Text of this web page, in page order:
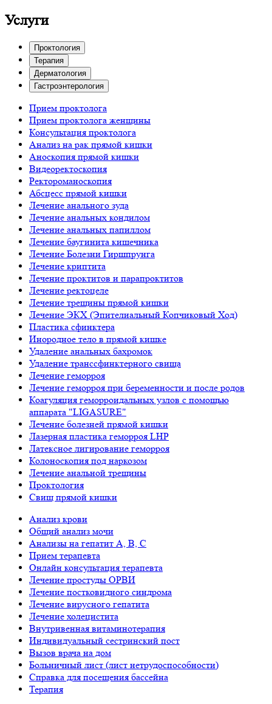
Услуги
Проктология
Терапия
Дерматология
Гастроэнтерология
Прием проктолога
Прием проктолога женщины
Консультация проктолога
Анализ на рак прямой кишки
Аноскопия прямой кишки
Видеоректоскопия
Ректороманоскопия
Абсцесс прямой кишки
Лечение анального зуда
Лечение анальных кондилом
Лечение анальных папиллом
Лечение баугинита кишечника
Лечение Болезни Гиршпрунга
Лечение криптита
Лечение проктитов и парапроктитов
Лечение ректоцеле
Лечение трещины прямой кишки
Лечение ЭКХ (Эпителиальный Копчиковый Ход)
Пластика сфинктера
Инородное тело в прямой кишке
Удаление анальных бахромок
Удаление транссфинктерного свища
Лечение геморроя
Лечение геморроя при беременности и после родов
Коагуляция геморроидальных узлов с помощью
аппарата "LIGASURE"
Лечение болезней прямой кишки
Лазерная пластика геморроя LHP
Латексное лигирование геморроя
Колоноскопия под наркозом
Лечение анальной трещины
Проктология
Свищ прямой кишки
Анализ крови
Общий анализ мочи
Анализы на гепатит А, B, С
Прием терапевта
Онлайн консультация терапевта
Лечение простуды ОРВИ
Лечение постковидного синдрома
Лечение вирусного гепатита
Лечение холецистита
Внутривенная витаминотерапия
Индивидуальный сестринский пост
Вызов врача на дом
Больничный лист (лист нетрудоспособности)
Справка для посещения бассейна
Терапия